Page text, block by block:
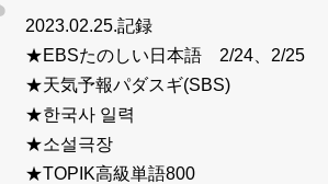
2023.02.25.記録
★EBSたのしい日本語 2/24、2/25
★天気予報パダスギ(SBS)
★한국사 일력
★소설극장
★TOPIK高級単語800